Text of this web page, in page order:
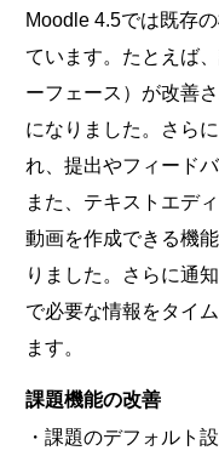
Moodle 4.5では既存
ています。たとえば
ーフェース）が改善
になりました。さら
れ、提出やフィード
また、テキストエデ
動画を作成できる機
りました。さらに通
で必要な情報をタイ
ます。
課題機能の改善
・課題のデフォルト